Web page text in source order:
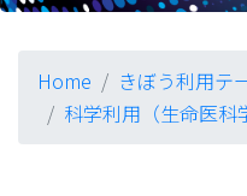
Home
きぼう利用テ
科学利用（生命医科